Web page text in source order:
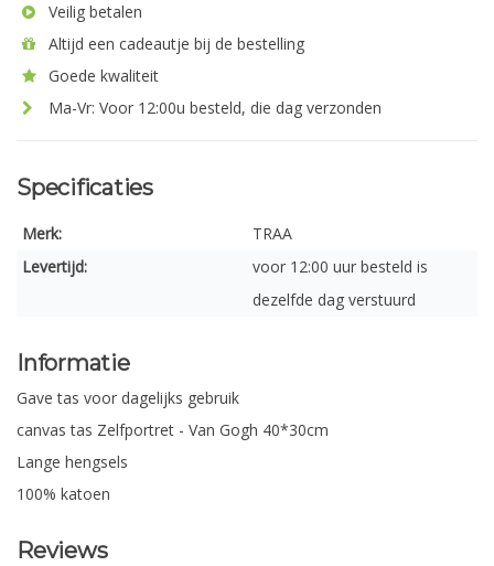
Veilig betalen
Altijd een cadeautje bij de bestelling
Goede kwaliteit
Ma-Vr: Voor 12:00u besteld, die dag verzonden
Specificaties
Merk:
TRAA
Levertijd:
voor 12:00 uur besteld is
dezelfde dag verstuurd
Informatie
Gave tas voor dagelijks gebruik
canvas tas Zelfportret - Van Gogh 40*30cm
Lange hengsels
100% katoen
Reviews